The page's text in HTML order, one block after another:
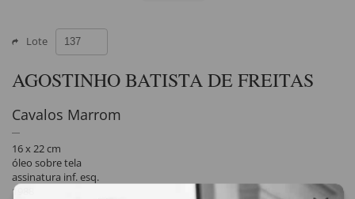
Lote
AGOSTINHO BATISTA DE FREITAS
Cavalos Marrom
16 x 22 cm
óleo sobre tela
assinatura inf. esq.
1988